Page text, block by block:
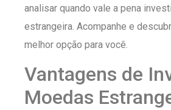
analisar quando vale a pena
estrangeira. Acompanhe e
melhor opção para você.
Vantagens de
Moedas